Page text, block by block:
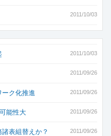
2011/10/03
2011/10/03
2011/09/26
2011/09/26
ク化推進
2011/09/26
能性大
2011/09/26
表組替えか？